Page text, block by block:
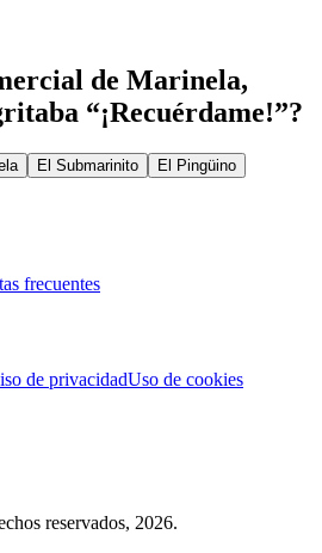
de Marinela,
“¡Recuérdame!”?
El Submarinito El Pingüino
frecuentes
de privacidadUso de cookies
reservados, 2026.